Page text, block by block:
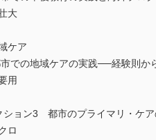
大
ケア
での地域ケアの実践──経験則か
用
ション3 都市のプライマリ・ケ
ロ